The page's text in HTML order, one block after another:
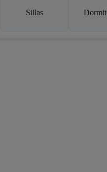
Sillas